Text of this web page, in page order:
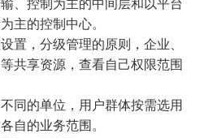
、控制为主的中间层和以平台
主的控制中心。
置，分级管理的原则，企业、
共享资源，查看自己权限范围
的单位，用户群体按需选用
自的业务范围。